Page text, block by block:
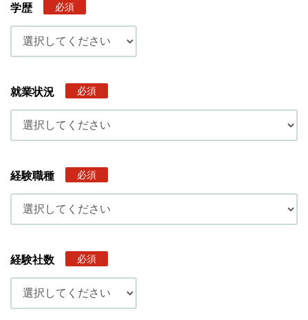
学歴 必須
就業状況 必須
経験職種 必須
経験社数 必須